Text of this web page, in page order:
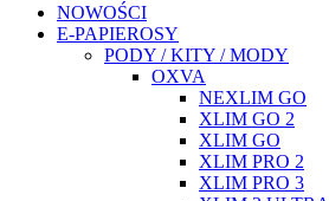
NOWOŚCI
E-PAPIEROSY
PODY / KITY / MODY
OXVA
NEXLIM GO
XLIM GO 2
XLIM GO
XLIM PRO 2
XLIM PRO 3